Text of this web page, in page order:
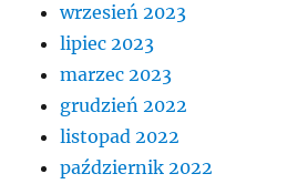
wrzesień 2023
lipiec 2023
marzec 2023
grudzień 2022
listopad 2022
październik 2022